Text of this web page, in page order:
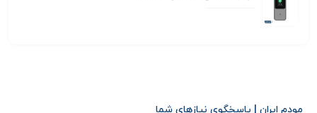
مودم ایران | پاسخگوی نیازهای شما